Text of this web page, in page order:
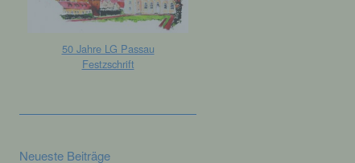
50 Jahre LG Passau
Festzschrift
Neueste Beiträge